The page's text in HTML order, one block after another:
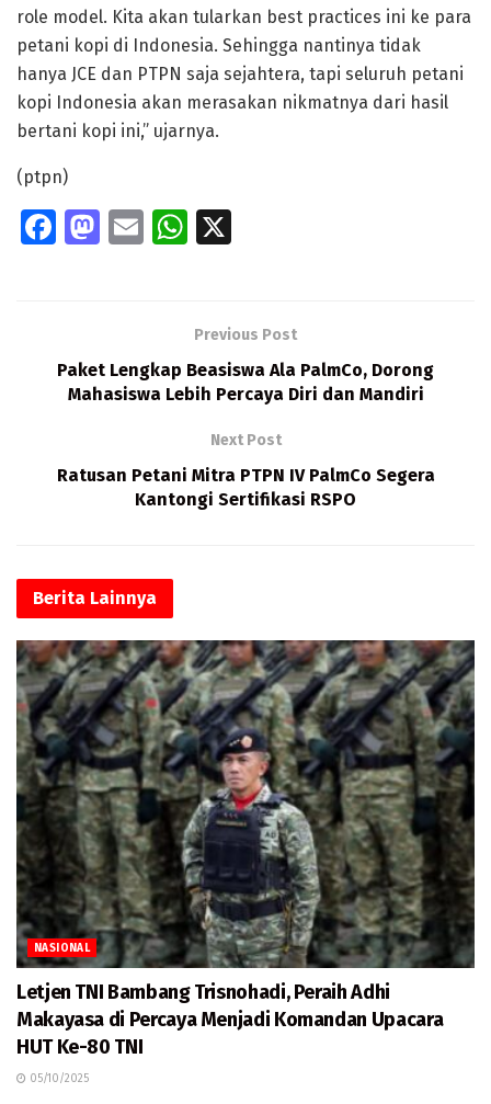
role model. Kita akan tularkan best practices ini ke para
petani kopi di Indonesia. Sehingga nantinya tidak
hanya JCE dan PTPN saja sejahtera, tapi seluruh petani
kopi Indonesia akan merasakan nikmatnya dari hasil
bertani kopi ini,” ujarnya.
(ptpn)
Fa
o
k
M
o
n
E
W
s
A
p
Previous Post
Paket Lengkap Beasiswa Ala PalmCo, Dorong
Mahasiswa Lebih Percaya Diri dan Mandiri
Next Post
Ratusan Petani Mitra PTPN IV PalmCo Segera
Kantongi Sertifikasi RSPO
Berita Lainnya
NASIONAL
Letjen TNI Bambang Trisnohadi, Peraih Adhi
Makayasa di Percaya Menjadi Komandan Upacara
HUT Ke-80 TNI
05/10/2025